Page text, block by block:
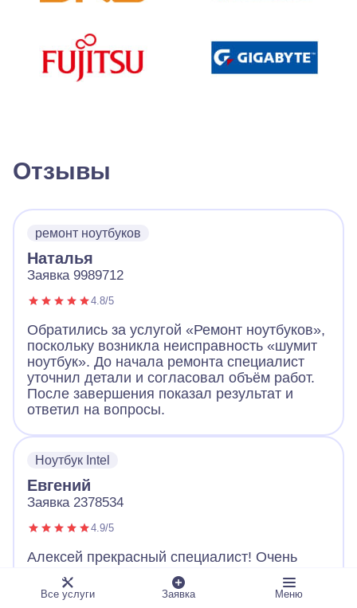
Отзывы
ремонт ноутбуков
Наталья
Заявка 9989712
4.8/5
Обратились за услугой «Ремонт ноутбуков»,
поскольку возникла неисправность «шумит
ноутбук». До начала ремонта специалист
уточнил детали и согласовал объём работ.
После завершения показал результат и
ответил на вопросы.
Ноутбук Intel
Евгений
Заявка 2378534
4.9/5
Алексей прекрасный специалист! Очень
советую. Починил все быстро, настроил и
отдал уже исправный ноутбук. Объяснил все
Все услуги Заявка Меню